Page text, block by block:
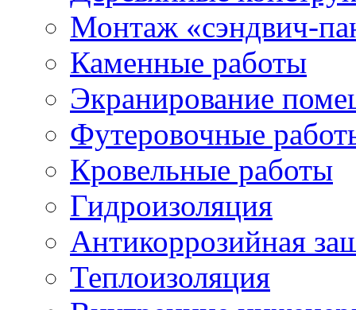
Монтаж «сэндвич-
Каменные работы
Экранирование
Футеровочные
Кровельные работы
Гидроизоляция
Антикоррозийная
Теплоизоляция